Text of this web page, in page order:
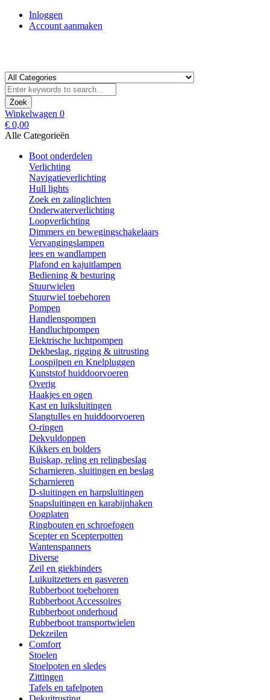
Inloggen
Account aanmaken
Zoek
Winkelwagen 0
€ 0,00
Alle Categorieën
Boot onderdelen
Verlichting
Navigatieverlichting
Hull lights
Zoek en zalinglichten
Onderwaterverlichting
Loopverlichting
Dimmers en bewegingschakelaars
Vervangingslampen
lees en wandlampen
Plafond en kajuitlampen
Bediening & besturing
Stuurwielen
Stuurwiel toebehoren
Pompen
Handlenspompen
Handluchtpompen
Elektrische luchtpompen
Dekbeslag, rigging & uitrusting
Loospijpen en Knelpluggen
Kunststof huiddoorvoeren
Overig
Haakjes en ogen
Kast en luiksluitingen
Slangtulles en huiddoorvoeren
O-ringen
Dekvuldoppen
Kikkers en bolders
Buiskap, reling en relingbeslag
Scharnieren, sluitingen en beslag
Scharnieren
D-sluitingen en harpsluitingen
Snapsluitingen en karabijnhaken
Oogplaten
Ringbouten en schroefogen
Scepter en Scepterpotten
Wantenspanners
Diverse
Zeil en giekbinders
Luikuitzetters en gasveren
Rubberboot toebehoren
Rubberboot Accessoires
Rubberboot onderhoud
Rubberboot transportwielen
Dekzeilen
Comfort
Stoelen
Stoelpoten en sledes
Zittingen
Tafels en tafelpoten